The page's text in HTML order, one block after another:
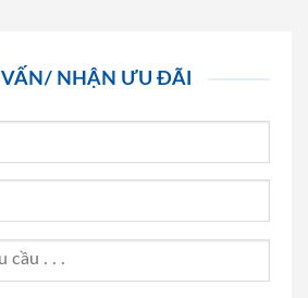
NHẬN ƯU ĐÃI